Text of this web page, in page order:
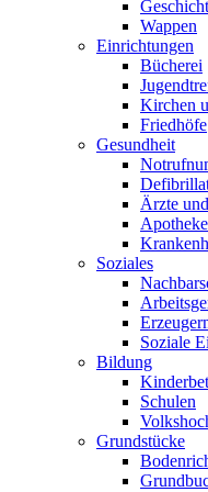
Wappen
Einrichtungen
Bücherei
Kirchen
Friedhöfe
Gesundheit
Ärzte
Soziales
Soziale
Bildung
Schulen
Grundstücke